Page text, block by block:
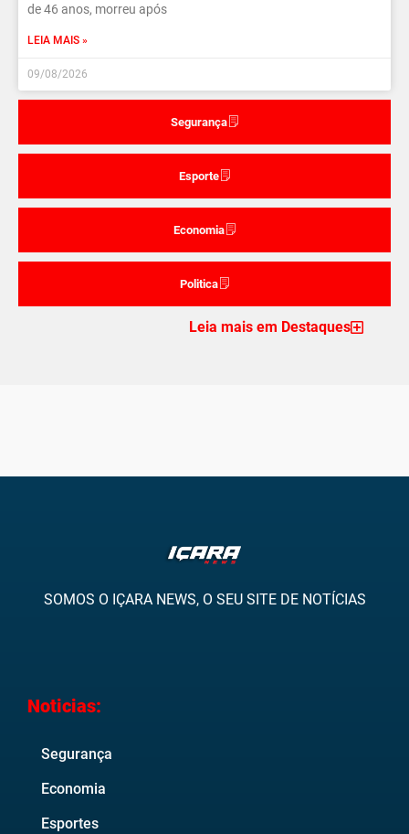
Segurança
Esporte
Economia
Politica
de 46 anos, morreu após
LEIA MAIS »
09/08/2026
Leia mais em Destaques
SOMOS O IÇARA NEWS, O SEU SITE DE NOTÍCIAS
Noticias:
Segurança
Economia
Esportes